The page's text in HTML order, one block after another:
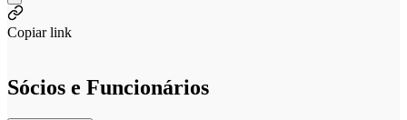
Copiar link
Sócios e Funcionários